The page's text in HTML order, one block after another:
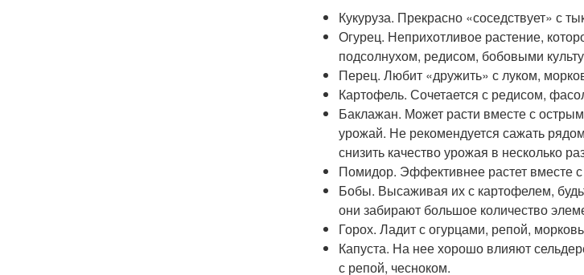
Кукуруза. Прекрасно «соседствует» с
Огурец. Неприхотливое растение,
подсолнухом, редисом, бобовыми
Перец. Любит «дружить» с луком,
Картофель. Сочетается с редисом,
Баклажан. Может расти вместе с
урожай. Не рекомендуется сажать
снизить качество урожая в несколько
Помидор. Эффективнее растет вместе
Бобы. Высаживая их с картофелем,
они забирают большое количество
Горох. Ладит с огурцами, репой,
Капуста. На нее хорошо влияют
с репой, чесноком.